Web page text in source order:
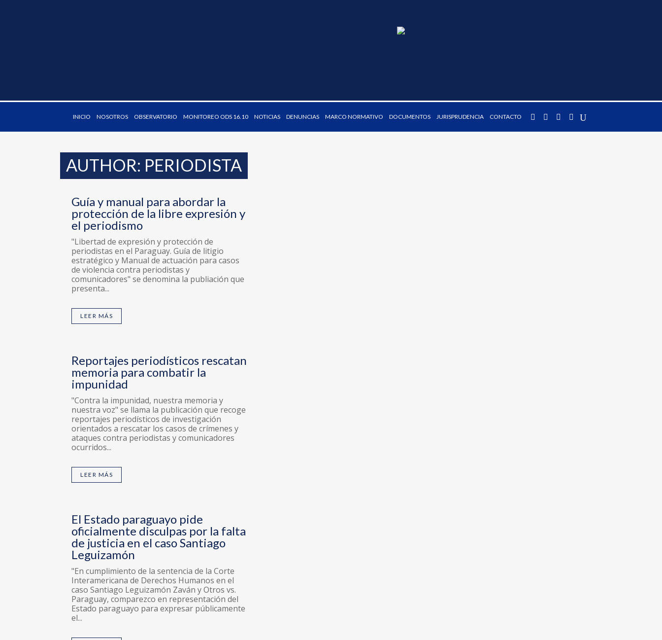
INICIO NOSOTROS OBSERVATORIO MONITOREO ODS 16.10 NOTICIAS DENUNCIAS MARCO NORMATIVO DOCUMENTOS JURISPRUDENCIA CONTACTO
AUTHOR: PERIODISTA
Guía y manual para abordar la
protección de la libre expresión y
el periodismo
"Libertad de expresión y protección de
periodistas en el Paraguay. Guía de litigio
estratégico y Manual de actuación para casos
de violencia contra periodistas y
comunicadores" se denomina la publiación que
presenta...
LEER MÁS
Reportajes periodísticos rescatan
memoria para combatir la
impunidad
"Contra la impunidad, nuestra memoria y
nuestra voz" se llama la publicación que recoge
reportajes periodísticos de investigación
orientados a rescatar los casos de crímenes y
ataques contra periodistas y comunicadores
ocurridos...
LEER MÁS
El Estado paraguayo pide
oficialmente disculpas por la falta
de justicia en el caso Santiago
Leguizamón
"En cumplimiento de la sentencia de la Corte
Interamericana de Derechos Humanos en el
caso Santiago Leguizamón Zaván y Otros vs.
Paraguay, comparezco en representación del
Estado paraguayo para expresar públicamente
el...